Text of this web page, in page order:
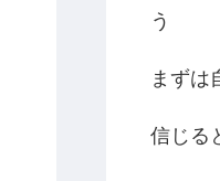
う
まずは
信じる